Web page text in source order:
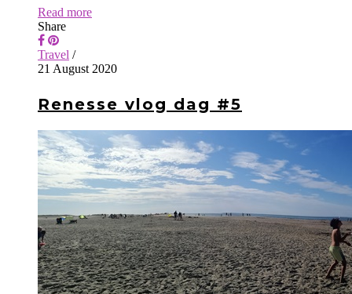
Read more
Share
Travel /
21 August 2020
Renesse vlog dag #5